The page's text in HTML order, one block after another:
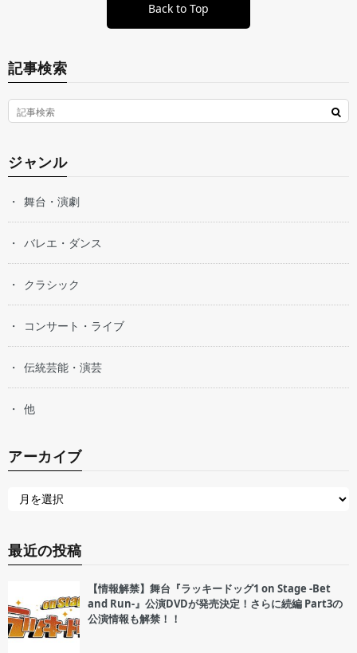
Back to Top
記事検索
ジャンル
舞台・演劇
バレエ・ダンス
クラシック
コンサート・ライブ
伝統芸能・演芸
他
アーカイブ
最近の投稿
【情報解禁】舞台『ラッキードッグ1 on Stage -Bet
and Run-』公演DVDが発売決定！さらに続編 Part3の
公演情報も解禁！！